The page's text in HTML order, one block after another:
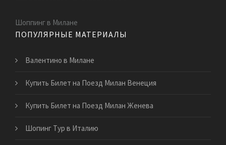
Шоппинг в Милане
ПОПУЛЯРНЫЕ МАТЕРИАЛЫ
Валентино в Милане
Купить Билет на Поезд Милан Венеция
Купить Билет на Поезд Милан Женева
Шопинг Тур в Италию